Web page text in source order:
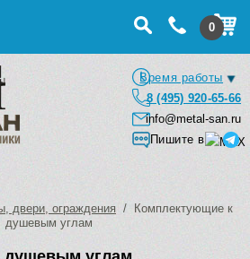
0
Время работы
8 (495) 920-65-66
info@metal-san.ru
Пишите в
двери, ограждения / Комплектующие к
душевым углам